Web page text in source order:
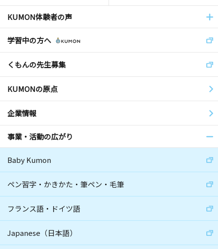
KUMON体験者の声
学習中の方へ
くもんの先生募集
KUMONの原点
企業情報
事業・活動の広がり
Baby Kumon
ペン習字・かきかた・筆ペン・毛筆
フランス語・ドイツ語
Japanese（日本語）